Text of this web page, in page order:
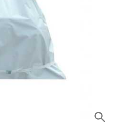
search